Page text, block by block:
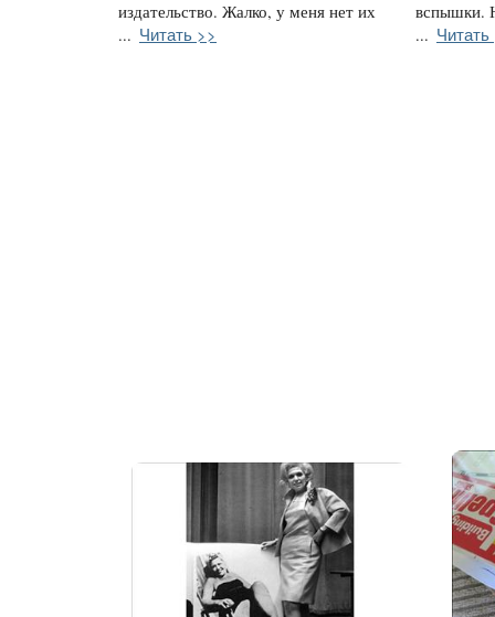
издательство. Жалко, у меня нет их
... Читать >>
вспышки.
... Читать